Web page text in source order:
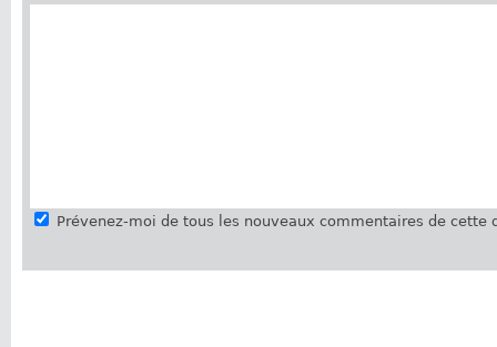
Prévenez-moi de tous les nouveaux commentaires de cette